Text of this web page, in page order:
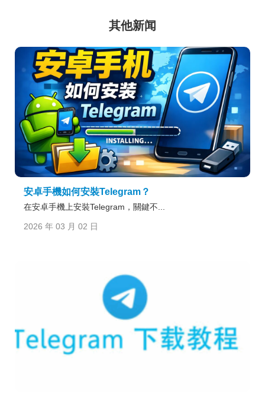
其他新闻
安卓手機如何安裝Telegram？
在安卓手機上安裝Telegram，關鍵不...
2026 年 03 月 02 日